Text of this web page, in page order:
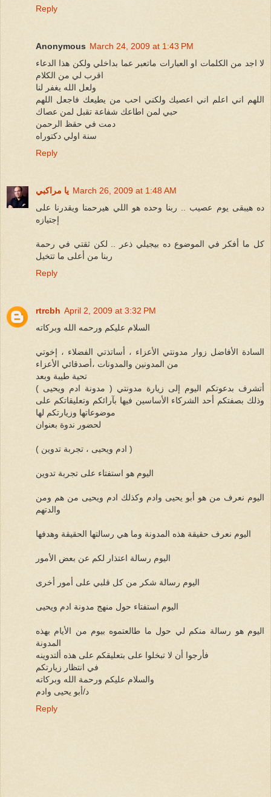
Reply
Anonymous March 24, 2009 at 1:43 PM
لا اجد من الكلمات او العبارات ماتعبر عما بداخلي ولكن هذا الدعاء
اقرب لي من الكلام
ولعل الله يغفر لنا
اللهم اني اعلم اني اعصيك ولكني احب من يطيعك فاجعل اللهم
حبي لمن اطاعك شفاعة تقبل لمن عصاك
دمت في حقظ الرحمن
سنة اولي دكتوراه
Reply
يا مراكبي March 26, 2009 at 1:48 AM
ده هيبقى يوم عصيب .. ربنا وحده هو اللي هيرحمنا ويقدرنا على
إجتيازه
كل ما أفكر في الموضوع ده بيجيلي ذعر .. لكن ثقتي في رحمة
ربنا من أعلى ما تتخيل
Reply
rtrcbh April 2, 2009 at 3:32 PM
السلام عليكم ورحمه الله وبركاته
السادة الأفاضل زوار مدونتي الأعزاء ، أساتذتي الفضلاء ، إخوتي
من المدونين والمدونات ،أصدقائي الأعزاء
تحية طيبة وبعد
أتشرف بدعوتكم اليوم إلى زيارة مدونتي ( مدونة ادم ويحيى )
وذلك بصفتكم أحد الشركاء الأساسين فيها بآرائكم وتعليقاتكم على
موضوعاتها وزيارتكم لها
لحضور ندوة بعنوان
( ادم ويحيى ، تجربة تدوين )
اليوم هو استفتاء على تجربة تدوين
اليوم نعرف من هو أبو يحيى وادم وكذلك ادم ويحيى من هم ومن
والدتهم
اليوم نعرف حقيقة هذه المدونة وما هي رسالتها الحقيقة وهدفها
اليوم رسالة اعتذار لكم عن بعض الأمور
اليوم رسالة شكر من كل قلبي على أمور أخرى
اليوم استفتاء حول منهج مدونة ادم ويحيى
اليوم هو رسالة منكم لي حول ما طالعتموه بيوم من الأيام بهذه
المدونة
فأرجوا أن لا تبخلوا على بتعليقكم على هذه ألتدوينه
في انتظار زيارتكم
والسلام عليكم ورحمة الله وبركاته
د/أبو يحيى وادم
Reply